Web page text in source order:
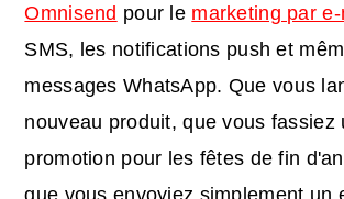
Omnisend pour le marketing par
SMS, les notifications push et
messages WhatsApp. Que vous
nouveau produit, que vous fassiez
promotion pour les fêtes de fin
que vous envoyiez simplement un